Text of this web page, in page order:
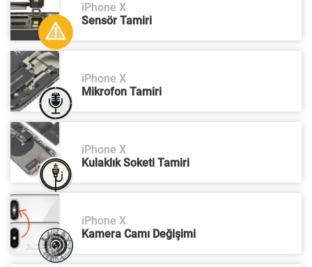
iPhone X
Sensör Tamiri
iPhone X
Mikrofon Tamiri
iPhone X
Kulaklık Soketi Tamiri
iPhone X
Kamera Camı Değişimi